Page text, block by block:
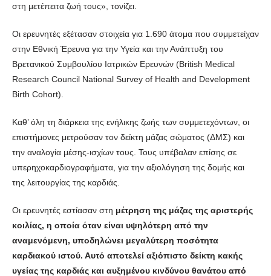
στη μετέπειτα ζωή τους», τονίζει.
Οι ερευνητές εξέτασαν στοιχεία για 1.690 άτομα που συμμετείχαν
στην Εθνική Έρευνα για την Υγεία και την Ανάπτυξη του
Βρετανικού Συμβουλίου Ιατρικών Ερευνών (British Medical
Research Council National Survey of Health and Development
Birth Cohort).
Καθ’ όλη τη διάρκεια της ενήλικης ζωής των συμμετεχόντων, οι
επιστήμονες μετρούσαν τον δείκτη μάζας σώματος (ΔΜΣ) και
την αναλογία μέσης-ισχίων τους. Τους υπέβαλαν επίσης σε
υπερηχοκαρδιογραφήματα, για την αξιολόγηση της δομής και
της λειτουργίας της καρδιάς.
Οι ερευνητές εστίασαν στη μέτρηση της μάζας της αριστερής
κοιλίας, η οποία όταν είναι υψηλότερη από την
αναμενόμενη, υποδηλώνει μεγαλύτερη ποσότητα
καρδιακού ιστού. Αυτό αποτελεί αξιόπιστο δείκτη κακής
υγείας της καρδιάς και αυξημένου κινδύνου θανάτου από